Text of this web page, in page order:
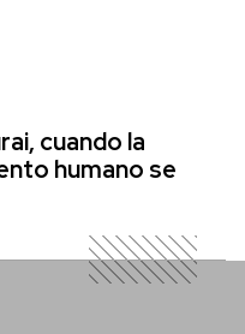
cuando la
humano se